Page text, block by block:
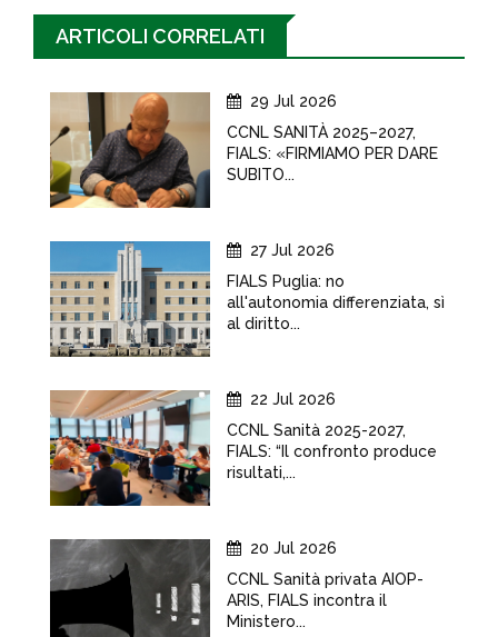
ARTICOLI CORRELATI
29 Jul 2026
CCNL SANITÀ 2025–2027,
FIALS: «FIRMIAMO PER DARE
SUBITO...
27 Jul 2026
FIALS Puglia: no
all'autonomia differenziata, sì
al diritto...
22 Jul 2026
CCNL Sanità 2025-2027,
FIALS: “Il confronto produce
risultati,...
20 Jul 2026
CCNL Sanità privata AIOP-
ARIS, FIALS incontra il
Ministero...